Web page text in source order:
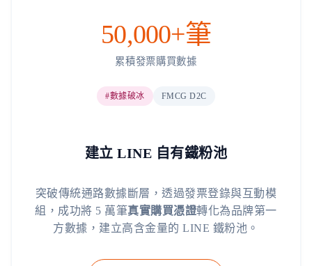
50,000+筆
累積發票購買數據
#數據破冰 FMCG D2C
建立 LINE 自有鐵粉池
突破傳統通路數據斷層，透過發票登錄與互動模
組，成功將 5 萬筆真實購買憑證轉化為品牌第一
方數據，建立高含金量的 LINE 鐵粉池。